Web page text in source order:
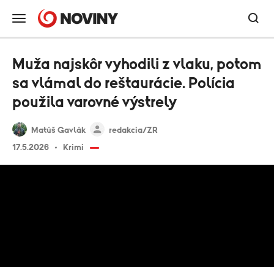
Matúš Gavlák
redakcia/ZR
17.5.2026
Krimi
Muža najskôr vyhodili z vlaku, potom
sa vlámal do reštaurácie. Polícia
použila varovné výstrely